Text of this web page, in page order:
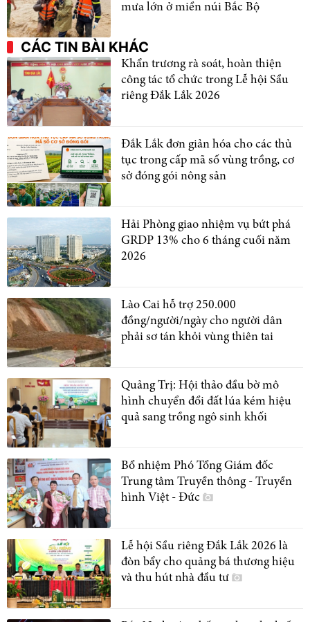
mưa lớn ở miền núi Bắc Bộ
CÁC TIN BÀI KHÁC
Khẩn trương rà soát, hoàn thiện
công tác tổ chức trong Lễ hội Sầu
riêng Đắk Lắk 2026
Đắk Lắk đơn giản hóa cho các thủ
tục trong cấp mã số vùng trồng, cơ
sở đóng gói nông sản
Hải Phòng giao nhiệm vụ bứt phá
GRDP 13% cho 6 tháng cuối năm
2026
Lào Cai hỗ trợ 250.000
đồng/người/ngày cho người dân
phải sơ tán khỏi vùng thiên tai
Quảng Trị: Hội thảo đầu bờ mô
hình chuyển đổi đất lúa kém hiệu
quả sang trồng ngô sinh khối
Bổ nhiệm Phó Tổng Giám đốc
Trung tâm Truyền thông - Truyền
hình Việt - Đức
Lễ hội Sầu riêng Đắk Lắk 2026 là
đòn bẩy cho quảng bá thương hiệu
và thu hút nhà đầu tư